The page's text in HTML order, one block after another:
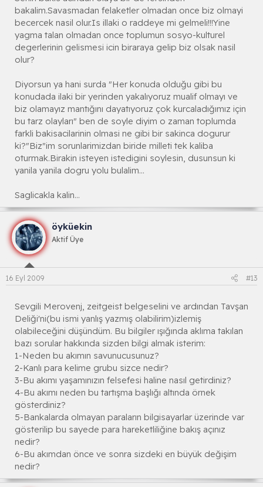
bakalim.Savasmadan felaketler olmadan once biz olmayi
becercek nasil olur.Is illaki o raddeye mi gelmeli!!!Yine
yagma talan olmadan once toplumun sosyo-kulturel
degerlerinin gelismesi icin biraraya gelip biz olsak nasil
olur?
Diyorsun ya hani surda "Her konuda olduğu gibi bu
konudada ilaki bir yerinden yakalıyoruz mualif olmayı ve
biz olamayız mantığını dayatıyoruz çok kurcaladığımız için
bu tarz olayları" ben de soyle diyim o zaman toplumda
farkli bakisacilarinin olmasi ne gibi bir sakinca dogurur
ki?"Biz"im sorunlarimizdan biride milleti tek kaliba
oturmak.Birakin isteyen istedigini soylesin, dusunsun ki
yanila yanila dogru yolu bulalim...
Saglicakla kalin...
öyküekin
Aktif Üye
16 Eyl 2009 #13
Sevgili Merovenj, zeitgeist belgeselini ve ardından Tavşan
Deliği'ni(bu ismi yanlış yazmış olabilirim)izlemiş
olabileceğini düşündüm. Bu bilgiler ışığında aklıma takılan
bazı sorular hakkında sizden bilgi almak isterim:
1-Neden bu akımın savunucusunuz?
2-Kanlı para kelime grubu sizce nedir?
3-Bu akımı yaşamınızın felsefesi haline nasıl getirdiniz?
4-Bu akımı neden bu tartışma başlığı altında örnek
gösterdiniz?
5-Bankalarda olmayan paraların bilgisayarlar üzerinde var
gösterilip bu sayede para hareketliliğine bakış açınız
nedir?
6-Bu akımdan önce ve sonra sizdeki en büyük değişim
nedir?